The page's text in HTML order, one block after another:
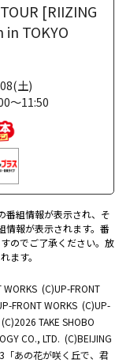
[RIIZING
TOKYO
土)
～11:50
番組情報が表示され、そ
情報が表示されます。番
のでご了承ください。放
ます。
WORKS (C)UP-FRONT
FRONT WORKS (C)UP-
(C)2026 TAKE SHOBO
CO., LTD. (C)BEIJING
あの花が咲く丘で、君